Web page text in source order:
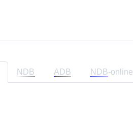
NDB ADB NDB-online